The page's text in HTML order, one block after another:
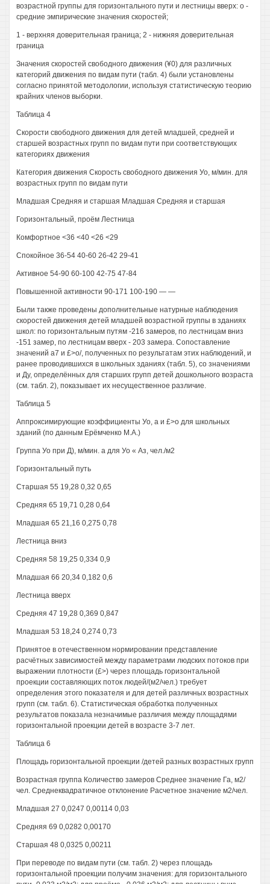
возрастной группы для горизонтального пути и лестницы вверх: о -
средние эмпирические значения скоростей;
1 - верхняя доверительная граница; 2 - нижняя доверительная
граница
Значения скоростей свободного движения (¥0) для различных
категорий движения по видам пути (табл. 4) были установлены
согласно принятой методологии, используя статистическую теорию
крайних членов выборки.
Таблица 4
Скорости свободного движения для детей младшей, средней и
старшей возрастных групп по видам пути при соответствующих
категориях движения
Категория движения Скорость свободного движения Уо, м/мин. для
возрастных групп по видам пути
Младшая Средняя и старшая Младшая Средняя и старшая
Горизонтальный, проём Лестница
Комфортное <36 <40 <26 <29
Спокойное 36-54 40-60 26-42 29-41
Активное 54-90 60-100 42-75 47-84
Повышенной активности 90-171 100-190 — —
Были также проведены дополнительные натурные наблюдения
скоростей движения детей младшей возрастной группы в зданиях
школ: по горизонтальным путям -216 замеров, по лестницам вниз
-151 замер, по лестницам вверх - 203 замера. Сопоставление
значений а7 и £>о/, полученных по результатам этих наблюдений, и
ранее проводившихся в школьных зданиях (табл. 5), со значениями
и Ду, определённых для старших групп детей дошкольного возраста
(см. табл. 2), показывает их несущественное различие.
Таблица 5
Аппроксимирующие коэффициенты Уо, а и £>о для школьных
зданий (по данным Ерёмченко М.А.)
Группа Уо при Д), м/мин. а для Уо « Аз, чел./м2
Горизонтальный путь
Старшая 55 19,28 0,32 0,65
Средняя 65 19,71 0,28 0,64
Младшая 65 21,16 0,275 0,78
Лестница вниз
Средняя 58 19,25 0,334 0,9
Младшая 66 20,34 0,182 0,6
Лестница вверх
Средняя 47 19,28 0,369 0,847
Младшая 53 18,24 0,274 0,73
Принятое в отечественном нормировании представление
расчётных зависимостей между параметрами людских потоков при
выражении плотности (£>) через площадь горизонтальной
проекции составляющих поток людей/(м2/чел.) требует
определения этого показателя и для детей различных возрастных
групп (см. табл. 6). Статистическая обработка полученных
результатов показала незначимые различия между площадями
горизонтальной проекции детей в возрасте 3-7 лет.
Таблица 6
Площадь горизонтальной проекции /детей разных возрастных групп
Возрастная группа Количество замеров Среднее значение Га, м2/
чел. Среднеквадратичное отклонение Расчетное значение м2/чел.
Младшая 27 0,0247 0,00114 0,03
Средняя 69 0,0282 0,00170
Старшая 48 0,0325 0,00211
При переводе по видам пути (см. табл. 2) через площадь
горизонтальной проекции получим значения: для горизонтального